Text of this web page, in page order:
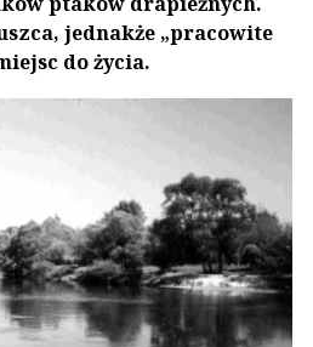
jednakże „pracowite
do życia.